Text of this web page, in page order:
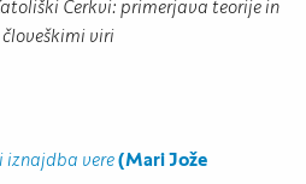
Cerkvi: primerjava teorije in
viri
iznajdba vere(Mari Jože